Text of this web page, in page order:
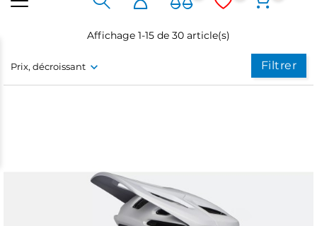
Prix, décroissant Filtrer
Affichage 1-15 de 30 article(s)